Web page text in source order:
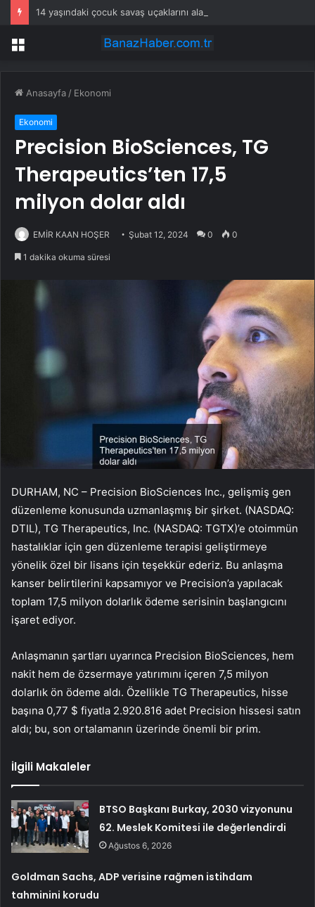
14 yaşındaki çocuk savaş uçaklarını alarma geçirdi
Menü
Anasayfa / Ekonomi
Ekonomi
Precision BioSciences, TG
Therapeutics’ten 17,5
milyon dolar aldı
EMİR KAAN HOŞER Şubat 12, 2024 0 0
1 dakika okuma süresi
DURHAM, NC – Precision BioSciences Inc., gelişmiş gen
düzenleme konusunda uzmanlaşmış bir şirket. (NASDAQ:
DTIL), TG Therapeutics, Inc. (NASDAQ: TGTX)’e otoimmün
hastalıklar için gen düzenleme terapisi geliştirmeye
yönelik özel bir lisans için teşekkür ederiz. Bu anlaşma
kanser belirtilerini kapsamıyor ve Precision’a yapılacak
toplam 17,5 milyon dolarlık ödeme serisinin başlangıcını
işaret ediyor.
Anlaşmanın şartları uyarınca Precision BioSciences, hem
nakit hem de özsermaye yatırımını içeren 7,5 milyon
dolarlık ön ödeme aldı. Özellikle TG Therapeutics, hisse
başına 0,77 $ fiyatla 2.920.816 adet Precision hissesi satın
aldı; bu, son ortalamanın üzerinde önemli bir prim.
İlgili Makaleler
BTSO Başkanı Burkay, 2030 vizyonunu
62. Meslek Komitesi ile değerlendirdi
Ağustos 6, 2026
Goldman Sachs, ADP verisine rağmen istihdam
tahminini korudu